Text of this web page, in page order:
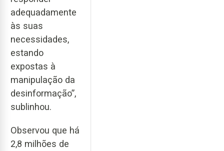
adequadamente
às suas
necessidades,
estando
expostas à
manipulação da
desinformação”,
sublinhou.
Observou que há
2,8 milhões de